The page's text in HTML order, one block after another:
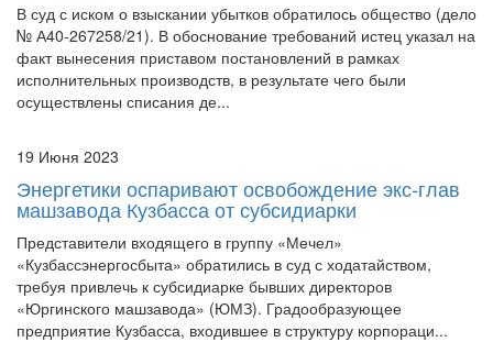
В суд с иском о взыскании убытков обратилось общество (дело
№ А40-267258/21). В обоснование требований истец указал на
факт вынесения приставом постановлений в рамках
исполнительных производств, в результате чего были
осуществлены списания де...
19 Июня 2023
Энергетики оспаривают освобождение экс-глав
машзавода Кузбасса от субсидиарки
Представители входящего в группу «Мечел»
«Кузбассэнергосбыта» обратились в суд с ходатайством,
требуя привлечь к субсидиарке бывших директоров
«Юргинского машзавода» (ЮМЗ). Градообразующее
предприятие Кузбасса, входившее в структуру корпораци...